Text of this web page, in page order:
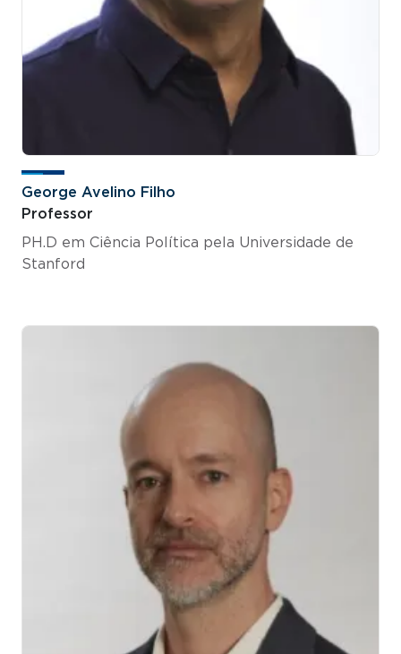
George Avelino Filho
Professor
PH.D em Ciência Política pela Universidade de
Stanford